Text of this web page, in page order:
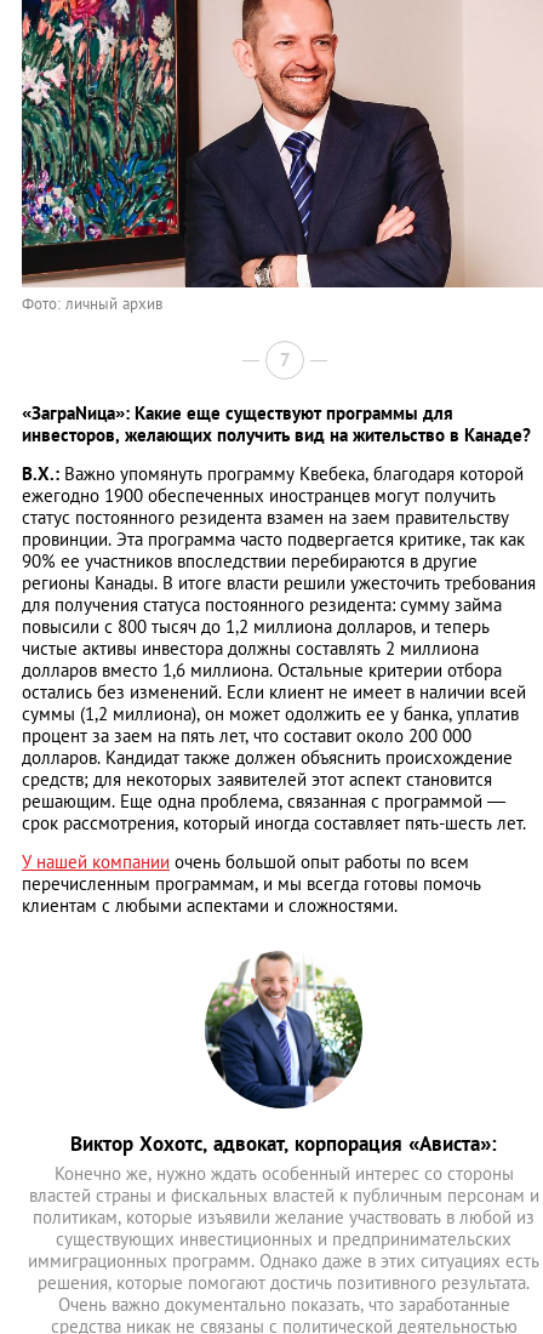
Фото: личный архив
7
«ЗаграNица»: Какие еще существуют программы для
инвесторов, желающих получить вид на жительство в Канаде?
В.Х.: Важно упомянуть программу Квебека, благодаря которой
ежегодно 1900 обеспеченных иностранцев могут получить
статус постоянного резидента взамен на заем правительству
провинции. Эта программа часто подвергается критике, так как
90% ее участников впоследствии перебираются в другие
регионы Канады. В итоге власти решили ужесточить требования
для получения статуса постоянного резидента: сумму займа
повысили с 800 тысяч до 1,2 миллиона долларов, и теперь
чистые активы инвестора должны составлять 2 миллиона
долларов вместо 1,6 миллиона. Остальные критерии отбора
остались без изменений. Если клиент не имеет в наличии всей
суммы (1,2 миллиона), он может одолжить ее у банка, уплатив
процент за заем на пять лет, что составит около 200 000
долларов. Кандидат также должен объяснить происхождение
средств; для некоторых заявителей этот аспект становится
решающим. Еще одна проблема, связанная с программой —
срок рассмотрения, который иногда составляет пять-шесть лет.
У нашей компании очень большой опыт работы по всем
перечисленным программам, и мы всегда готовы помочь
клиентам с любыми аспектами и сложностями.
Виктор Хохотс, адвокат, корпорация «Ависта»:
Конечно же, нужно ждать особенный интерес со стороны
властей страны и фискальных властей к публичным персонам и
политикам, которые изъявили желание участвовать в любой из
существующих инвестиционных и предпринимательских
иммиграционных программ. Однако даже в этих ситуациях есть
решения, которые помогают достичь позитивного результата.
Очень важно документально показать, что заработанные
средства никак не связаны с политической деятельностью